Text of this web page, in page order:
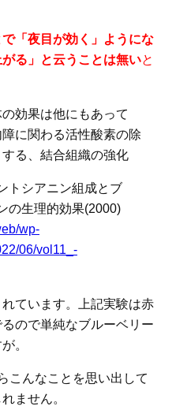
「夜目が効く」ようにな
る」と云うことは無いと
効果は他にもあって
に関わる活性酸素の除
る、結合組織の強化
トシアニン組成とブ
の生理的効果(2000)
wp-
06/vol11_-
ています。上記実験は赤
ので単純なブルーベリー
。
こんなことを思い出して
ません。